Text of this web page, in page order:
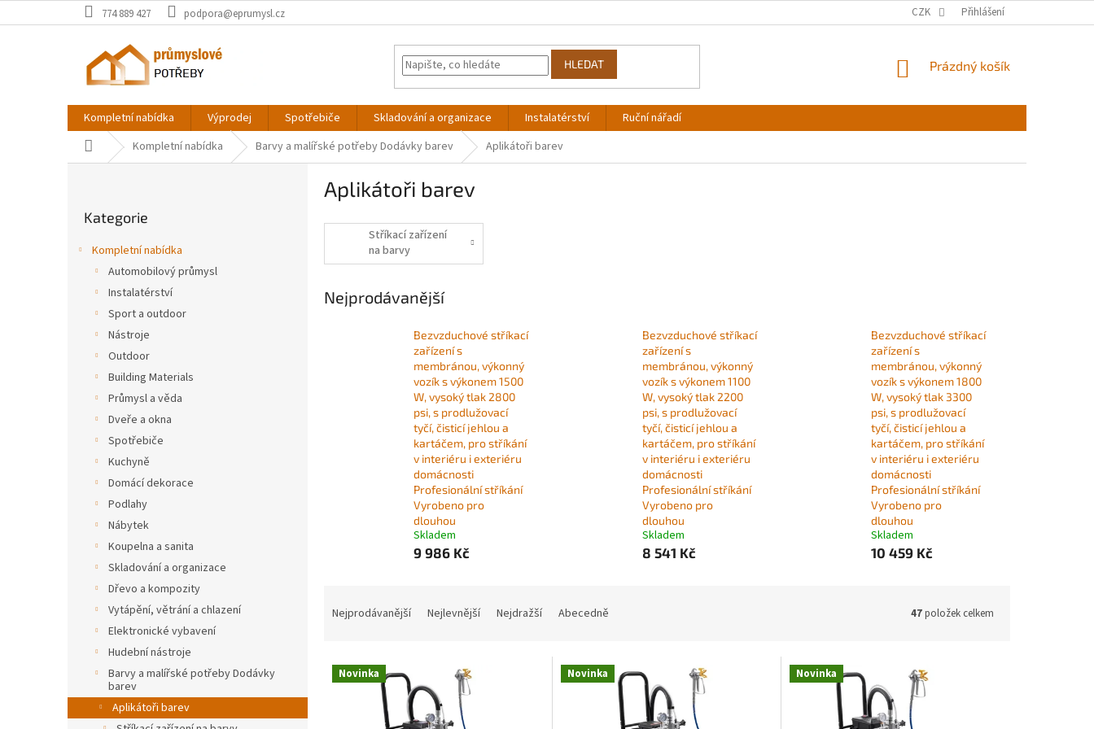
na
774 889 427 podpora@eprumysl.cz CZK Přihlášení
HLEDAT
NÁKUPNÍ
Prázdný košík
Kompletní nabídka Výprodej Spotřebiče Skladování a organizace Instalatérství
Ruční nářadí
Domů Kompletní nabídka Barvy a malířské potřeby Dodávky barev Aplikátoři barev
kategorie
Kategorie
Kompletní nabídka
Automobilový průmysl
Instalatérství
Sport a outdoor
Nástroje
Outdoor
Building Materials
Průmysl a věda
Dveře a okna
Spotřebiče
Kuchyně
Domácí dekorace
Podlahy
Nábytek
Koupelna a sanita
Skladování a organizace
Dřevo a kompozity
Vytápění, větrání a chlazení
Elektronické vybavení
Hudební nástroje
Barvy a malířské potřeby Dodávky
barev
Aplikátoři barev
Aplikátoři barev
Stříkací zařízení
na barvy
Nejprodávanější
Bezvzduchové stříkací
zařízení s
membránou, výkonný
vozík s výkonem 1500
W, vysoký tlak 2800
psi, s prodlužovací
tyčí, čisticí jehlou a
kartáčem, pro stříkání
v interiéru i exteriéru
domácnosti
Profesionální stříkání
Vyrobeno pro
dlouhou
Skladem
9 986 Kč
Bezvzduchové stříkací
zařízení s
membránou, výkonný
vozík s výkonem 1100
W, vysoký tlak 2200
psi, s prodlužovací
tyčí, čisticí jehlou a
kartáčem, pro stříkání
v interiéru i exteriéru
domácnosti
Profesionální stříkání
Vyrobeno pro
dlouhou
Skladem
8 541 Kč
Bezvzduchové stříkací
zařízení s
membránou, výkonný
vozík s výkonem 1800
W, vysoký tlak 3300
psi, s prodlužovací
tyčí, čisticí jehlou a
kartáčem, pro stříkání
v interiéru i exteriéru
domácnosti
Profesionální stříkání
Vyrobeno pro
dlouhou
Skladem
10 459 Kč
n
Nejprodávanější Nejlevnější Nejdražší Abecedně 47položek celkem
V Novinka Novinka Novinka